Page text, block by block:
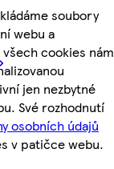
soubory
webu a
cookies nám
jen nezbytné
Své rozhodnutí
osobních údajů
v patičce webu.